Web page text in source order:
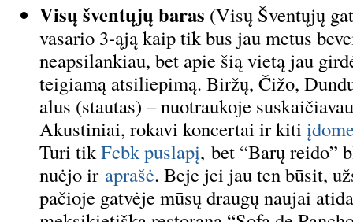
Visų šventųjų baras (Visų Šventųjų
vasario 3-ąją kaip tik bus jau metus
neapsilankiau, bet apie šią vietą jau
teigiamą atsiliepimą. Biržų, Čižo,
alus (stautas) – nuotraukoje
Akustiniai, rokavi koncertai ir kiti
Turi tikFcbk puslapį, bet “Barų reido”
nuėjo ir aprašė. Beje jei jau ten būsit,
pačioje gatvėje mūsų draugų naujai